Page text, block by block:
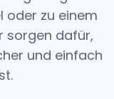
oder zu einem
sorgen dafür,
und einfach